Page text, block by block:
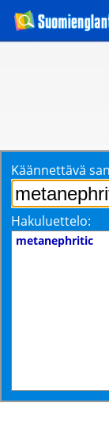
Käännettävä
Hakuluettelo:
metanephritic